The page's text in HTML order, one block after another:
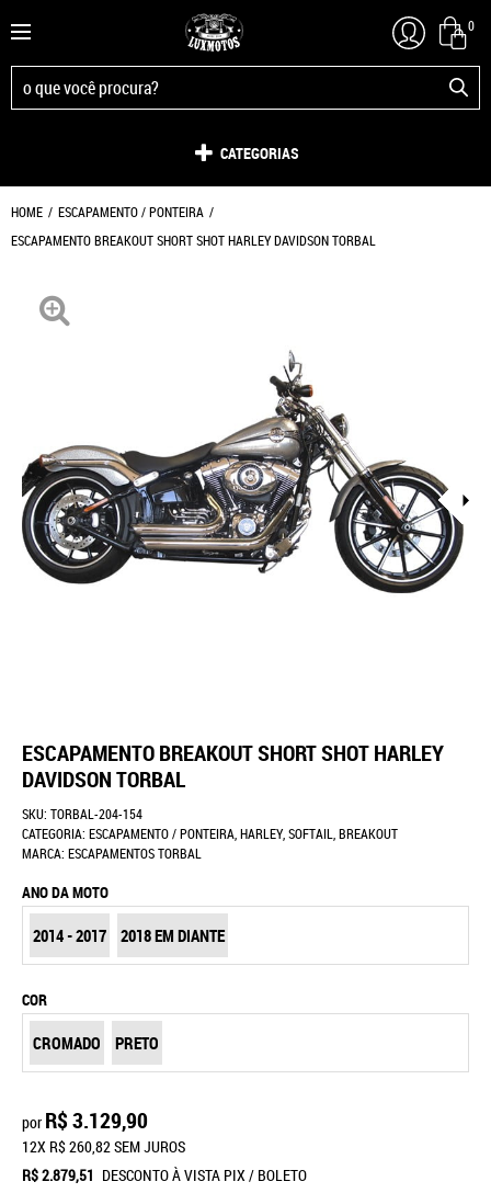
0
CATEGORIAS
HOME
ESCAPAMENTO / PONTEIRA
ESCAPAMENTO BREAKOUT SHORT SHOT HARLEY DAVIDSON TORBAL
ESCAPAMENTO BREAKOUT SHORT SHOT HARLEY
DAVIDSON TORBAL
SKU: TORBAL-204-154
CATEGORIA: ESCAPAMENTO / PONTEIRA HARLEY, SOFTAIL BREAKOUT
MARCA: ESCAPAMENTOS TORBAL
ANO DA MOTO
2014 - 2017 2018 EM DIANTE
COR
CROMADO PRETO
por R$ 3.129,90
R$ 2.879,51 DESCONTO À VISTA PIX / BOLETO
12X R$ 260,82SEM JUROS